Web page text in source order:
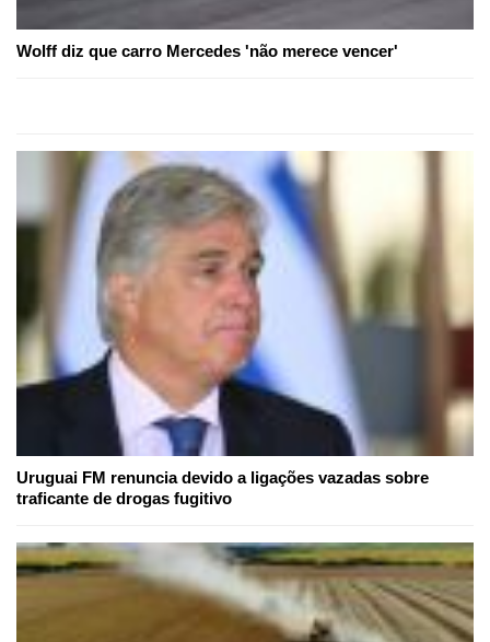
Wolff diz que carro Mercedes 'não merece vencer'
Uruguai FM renuncia devido a ligações vazadas sobre
traficante de drogas fugitivo